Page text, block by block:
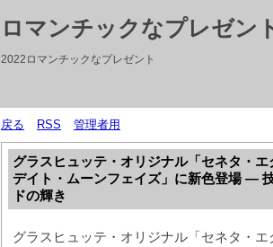
ロマンチックなプレゼン
2022ロマンチックなプレゼント
戻る RSS 管理者用
グラスヒュッテ・オリジナル「セネタ・
デイト・ムーンフェイズ」に新色登場 ―
ドの輝き
グラスヒュッテ・オリジナル「セネタ・